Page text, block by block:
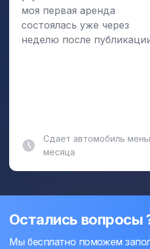
моя первая аренда
состоялась уже через
неделю после
Сдает автомобиль
месяца
Остались вопросы
Мы бесплатно поможем